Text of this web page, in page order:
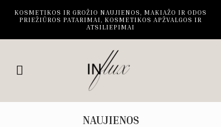
KOSMETIKOS IR GROŽIO NAUJIENOS, MAKIAŽO IR ODOS
PRIEŽIŪROS PATARIMAI, KOSMETIKOS APŽVALGOS IR
ATSILIEPIMAI
NAUJIENOS